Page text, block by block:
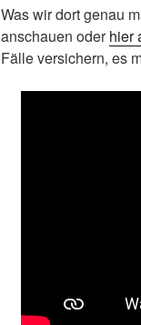
Was wir dort genau
anschauen oderhier
Fälle versichern, es